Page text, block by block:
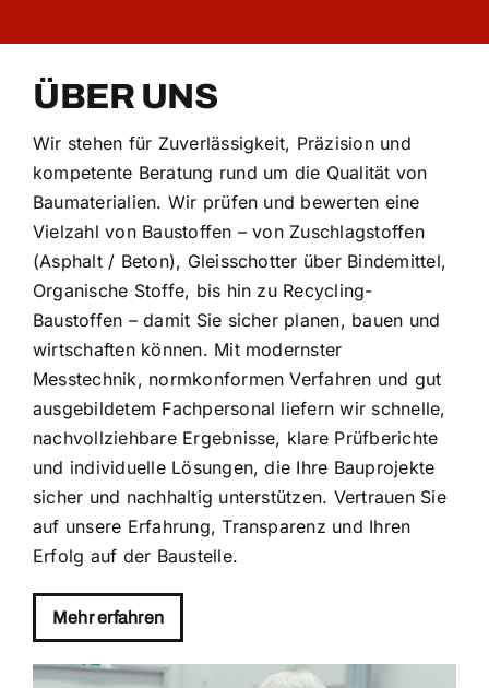
ÜBER UNS
Wir stehen für Zuverlässigkeit, Präzision und
kompetente Beratung rund um die Qualität von
Baumaterialien. Wir prüfen und bewerten eine
Vielzahl von Baustoffen – von Zuschlagstoffen
(Asphalt / Beton), Gleisschotter über Bindemittel,
Organische Stoffe, bis hin zu Recycling-
Baustoffen – damit Sie sicher planen, bauen und
wirtschaften können. Mit modernster
Messtechnik, normkonformen Verfahren und gut
ausgebildetem Fachpersonal liefern wir schnelle,
nachvollziehbare Ergebnisse, klare Prüfberichte
und individuelle Lösungen, die Ihre Bauprojekte
sicher und nachhaltig unterstützen. Vertrauen Sie
auf unsere Erfahrung, Transparenz und Ihren
Erfolg auf der Baustelle.
Mehr erfahren